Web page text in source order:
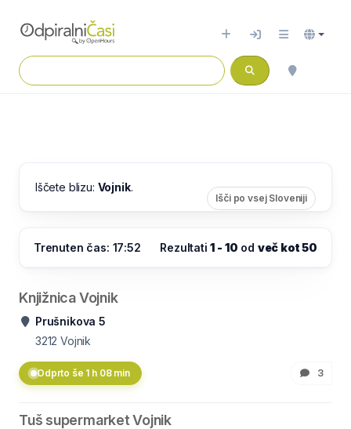
Iščete blizu: Vojnik.
Išči po vsej Sloveniji
Trenuten čas: 17:52 Rezultati1 - 10 od več kot 50
Knjižnica Vojnik
Prušnikova 5
3212 Vojnik
Odprto še 1 h 08 min 3
Tuš supermarket Vojnik